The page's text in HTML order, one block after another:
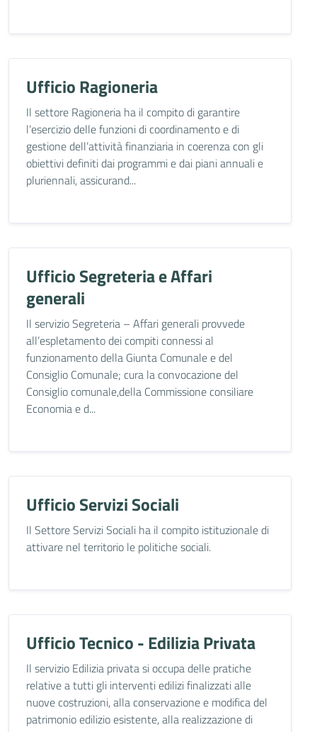
Ufficio Ragioneria
Il settore Ragioneria ha il compito di garantire
l’esercizio delle funzioni di coordinamento e di
gestione dell’attività finanziaria in coerenza con gli
obiettivi definiti dai programmi e dai piani annuali e
pluriennali, assicurand...
Ufficio Segreteria e Affari
generali
Il servizio Segreteria – Affari generali provvede
all’espletamento dei compiti connessi al
funzionamento della Giunta Comunale e del
Consiglio Comunale; cura la convocazione del
Consiglio comunale,della Commissione consiliare
Economia e d...
Ufficio Servizi Sociali
Il Settore Servizi Sociali ha il compito istituzionale di
attivare nel territorio le politiche sociali.
Ufficio Tecnico - Edilizia Privata
Il servizio Edilizia privata si occupa delle pratiche
relative a tutti gli interventi edilizi finalizzati alle
nuove costruzioni, alla conservazione e modifica del
patrimonio edilizio esistente, alla realizzazione di